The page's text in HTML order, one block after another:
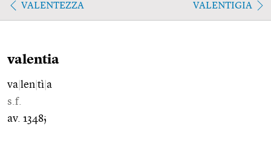
VALENTEZZA VALENTIGIA
valentia
va len tì a
s.f.
av. 1348;